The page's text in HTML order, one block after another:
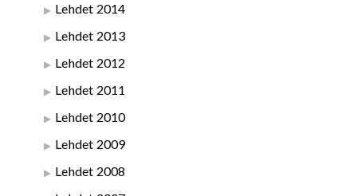
Lehdet 2014
Lehdet 2013
Lehdet 2012
Lehdet 2011
Lehdet 2010
Lehdet 2009
Lehdet 2008